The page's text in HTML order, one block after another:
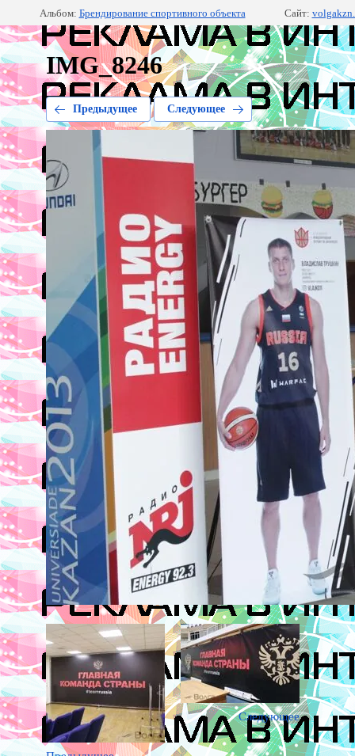
Альбом: Брендирование спортивного объекта Сайт:
IMG_8246
Предыдущее Следующее
Следующее